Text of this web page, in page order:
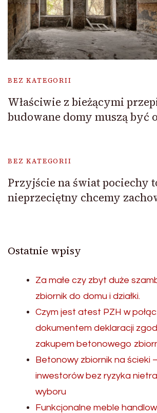
BEZ KATEGORII
Właściwie z bieżącymi
budowane domy muszą być
BEZ KATEGORII
Przyjście na świat pociechy
nieprzeciętny chcemy
Ostatnie wpisy
Za małe czy zbyt duże
zbiornik do domu i działki.
Czym jest atest PZH w
dokumentem deklaracji
zakupem betonowego
Betonowy zbiornik na ścieki
inwestorów bez ryzyka
wyboru
Funkcjonalne meble